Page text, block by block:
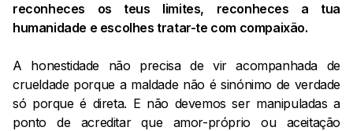
reconheces os teus limites, reconheces a tua
humanidade e escolhes tratar-te com compaixão.
A honestidade não precisa de vir acompanhada de
crueldade porque a maldade não é sinónimo de verdade
só porque é direta. E não devemos ser manipuladas a
ponto de acreditar que amor-próprio ou aceitação